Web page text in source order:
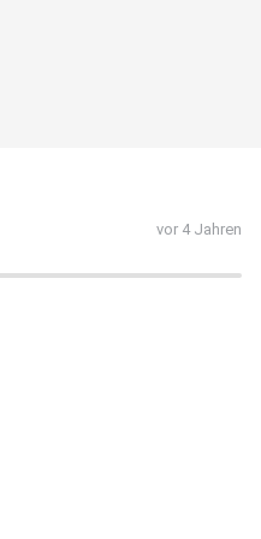
vor 4 Jahren